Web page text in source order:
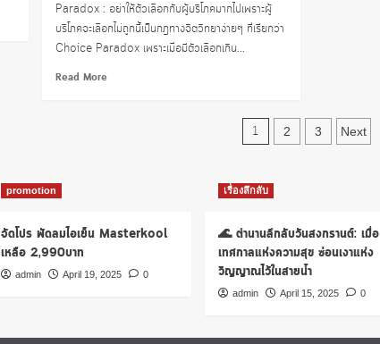
Paradox : อย่าให้ตัวเลือกกับผู้บริโภคมากไปเพราะผู้
บริโภคจะเลือกไม่ถูกนี้เป็นกฎทางจิตวิทยาง่ายๆ ที่เรียกว่า
Choice Paradox เพราะเมื่อมีตัวเลือกเกิน...
Read MoreRead
มา
การ
Posts
1 2 3 Next
promotion
จัดโปร พัดลมไอเย็น Masterkool
เหลือ 2,990บาท
admin April 19, 2025 0
เรื่องลึกลับ
🌊 ตำนานลึกลับวันสงกรานต์: เมื่อ
เทศกาลแห่งความสุข ซ่อนเงาแห่ง
วิญญาณไว้ในสายน้ำ
admin April 15, 2025 0